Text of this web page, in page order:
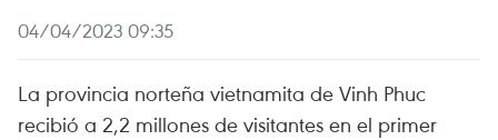
04/04/2023 09:35
La provincia norteña vietnamita de Vinh Phuc
recibió a 2,2 millones de visitantes en el primer